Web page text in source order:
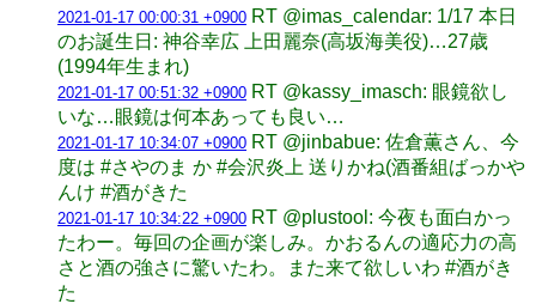
2021-01-17 00:00:31 +0900 RT @imas_calendar: 1/17 本日
のお誕生日: 神谷幸広 上田麗奈(高坂海美役)…27歳
(1994年生まれ)
2021-01-17 00:51:32 +0900 RT @kassy_imasch: 眼鏡欲し
いな…眼鏡は何本あっても良い…
2021-01-17 10:34:07 +0900 RT @jinbabue: 佐倉薫さん、今
度は #さやのま か #会沢炎上 送りかね(酒番組ばっかや
んけ #酒がきた
2021-01-17 10:34:22 +0900 RT @plustool: 今夜も面白かっ
たわー。毎回の企画が楽しみ。かおるんの適応力の高
さと酒の強さに驚いたわ。また来て欲しいわ #酒がき
た